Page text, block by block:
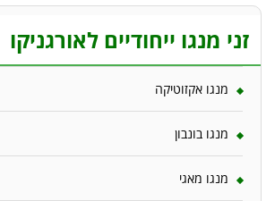
זני מנגו ייחודיים לאורגניקו
מנגו אקזוטיקה
מנגו בונבון
מנגו מאגי